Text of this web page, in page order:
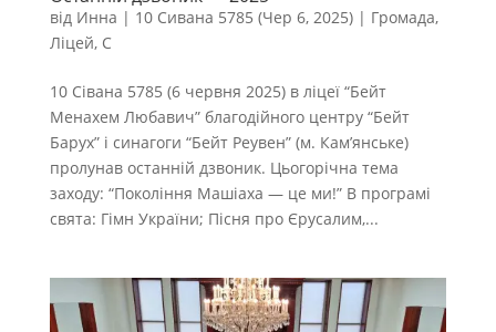
від Инна | 10 Сивана 5785 (Чер 6, 2025)| Громада,
Ліцей, С
10 Сівана 5785 (6 червня 2025) в ліцеї “Бейт
Менахем Любавич” благодійного центру “Бейт
Барух” і синагоги “Бейт Реувен” (м. Кам’янське)
пролунав останній дзвоник. Цьогорічна тема
заходу: “Покоління Машіаха — це ми!” В програмі
свята: Гімн України; Пісня про Єрусалим,...